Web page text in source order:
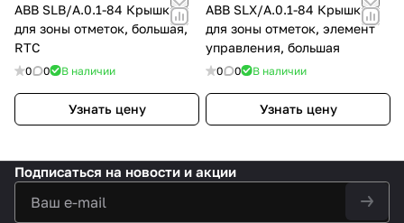
ABB SLB/A.0.1-84 Крышка
для зоны отметок, большая,
RTC
0 0 В наличии
Узнать цену
ABB SLX/A.0.1-84 Крышка
для зоны отметок, элемент
управления, большая
0 0 В наличии
Узнать цену
Подписаться на новости и акции